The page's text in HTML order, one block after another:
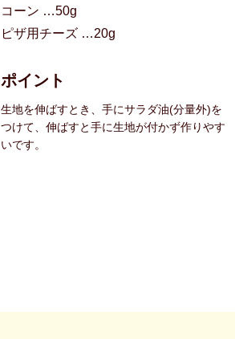
コーン …50g
ピザ用チーズ …20g
ポイント
生地を伸ばすとき、手にサラダ油(分量外)を
つけて、伸ばすと手に生地が付かず作りやす
いです。